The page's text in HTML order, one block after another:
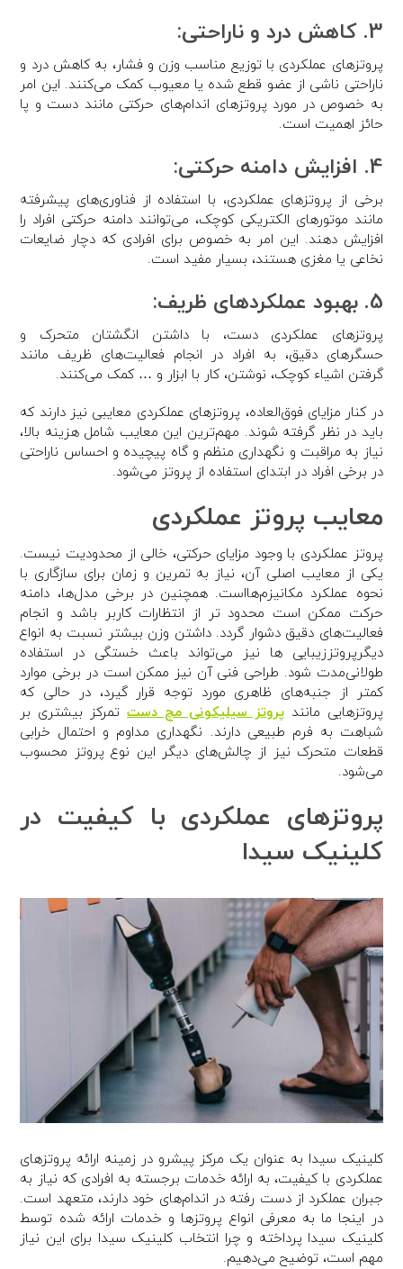
3. کاهش درد و ناراحتی:
پروتزهای عملکردی با توزیع مناسب وزن و فشار، به کاهش درد و
ناراحتی ناشی از عضو قطع شده یا معیوب کمک می‌کنند. این امر
به خصوص در مورد پروتزهای اندام‌های حرکتی مانند دست و پا
حائز اهمیت است.
4. افزایش دامنه حرکتی:
برخی از پروتزهای عملکردی، با استفاده از فناوری‌های پیشرفته
مانند موتورهای الکتریکی کوچک، می‌توانند دامنه حرکتی افراد را
افزایش دهند. این امر به خصوص برای افرادی که دچار ضایعات
نخاعی یا مغزی هستند، بسیار مفید است.
5. بهبود عملکردهای ظریف:
پروتزهای عملکردی دست، با داشتن انگشتان متحرک و
حسگرهای دقیق، به افراد در انجام فعالیت‌های ظریف مانند
گرفتن اشیاء کوچک، نوشتن، کار با ابزار و … کمک می‌کنند.
در کنار مزایای فوق‌العاده، پروتزهای عملکردی معایبی نیز دارند که
باید در نظر گرفته شوند. مهم‌ترین این معایب شامل هزینه بالا،
نیاز به مراقبت و نگهداری منظم و گاه پیچیده و احساس ناراحتی
در برخی افراد در ابتدای استفاده از پروتز می‌شود.
معایب پروتز عملکردی
پروتز عملکردی با وجود مزایای حرکتی، خالی از محدودیت نیست.
یکی از معایب اصلی آن، نیاز به تمرین و زمان برای سازگاری با
نحوه عملکرد مکانیزم‌هااست. همچنین در برخی مدل‌ها، دامنه
حرکت ممکن است محدود تر از انتظارات کاربر باشد و انجام
فعالیت‌های دقیق دشوار گردد. داشتن وزن بیشتر نسبت به انواع
دیگرپروتززیبایی ها نیز می‌تواند باعث خستگی در استفاده
طولانی‌مدت شود. طراحی فنی آن نیز ممکن است در برخی موارد
کمتر از جنبه‌های ظاهری مورد توجه قرار گیرد، در حالی که
پروتزهایی مانندپروتز سیلیکونی مچ دستتمرکز بیشتری بر
شباهت به فرم طبیعی دارند. نگهداری مداوم و احتمال خرابی
قطعات متحرک نیز از چالش‌های دیگر این نوع پروتز محسوب
می‌شود.
پروتزهای عملکردی با کیفیت در
کلینیک سیدا
کلینیک سیدا به عنوان یک مرکز پیشرو در زمینه ارائه پروتزهای
عملکردی با کیفیت، به ارائه خدمات برجسته به افرادی که نیاز به
جبران عملکرد از دست رفته در اندام‌های خود دارند، متعهد است.
در اینجا ما به معرفی انواع پروتزها و خدمات ارائه شده توسط
کلینیک سیدا پرداخته و چرا انتخاب کلینیک سیدا برای این نیاز
مهم است، توضیح می‌دهیم.